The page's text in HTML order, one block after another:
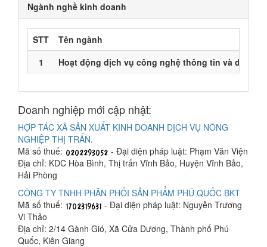
Ngành nghề kinh doanh
STT
Tên ngành
1
Hoạt động dịch vụ công nghệ thông tin và dịch
Doanh nghiệp mới cập nhật:
HỢP TÁC XÃ SẢN XUẤT KINH DOANH DỊCH VỤ NÔNG
NGHIỆP THỊ TRẤN.
Mã số thuế:
- Đại diện pháp luật: Phạm Văn Viện
Địa chỉ: KDC Hòa Bình, Thị trấn Vĩnh Bảo, Huyện Vĩnh Bảo,
Hải Phòng
CÔNG TY TNHH PHÂN PHỐI SẢN PHẨM PHÚ QUỐC BKT
Mã số thuế:
- Đại diện pháp luật: Nguyễn Trương
Vi Thảo
Địa chỉ: 2/14 Gành Gió, Xã Cửa Dương, Thành phố Phú
Quốc, Kiên Giang